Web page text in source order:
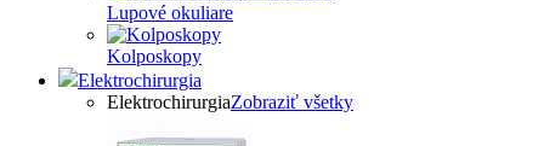
Lupové okuliare
Kolposkopy
Elektrochirurgia
ElektrochirurgiaZobraziť všetky